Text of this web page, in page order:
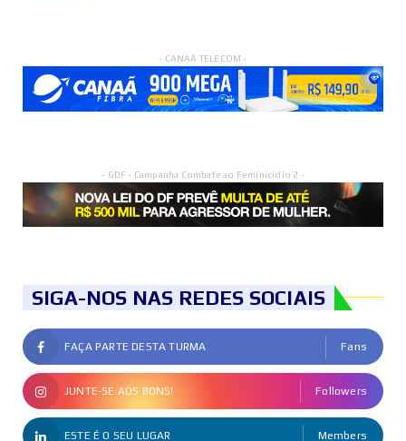
- CANAÃ TELECOM -
- GDF - Campanha Combate ao Feminicídio 2 -
SIGA-NOS NAS REDES SOCIAIS
FAÇA PARTE DESTA TURMA Fans
JUNTE-SE AOS BONS! Followers
ESTE É O SEU LUGAR Members